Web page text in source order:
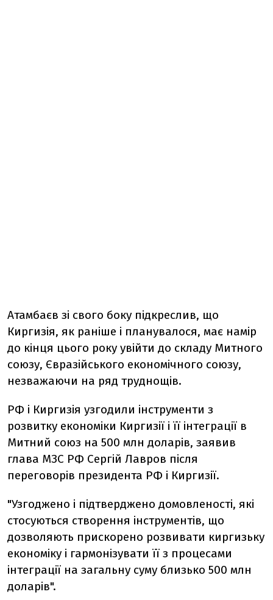
Атамбаєв зі свого боку підкреслив, що
Киргизія, як раніше і планувалося, має намір
до кінця цього року увійти до складу Митного
союзу, Євразійського економічного союзу,
незважаючи на ряд труднощів.
РФ і Киргизія узгодили інструменти з
розвитку економіки Киргизії і її інтеграції в
Митний союз на 500 млн доларів, заявив
глава МЗС РФ Сергій Лавров після
переговорів президента РФ і Киргизії.
"Узгоджено і підтверджено домовленості, які
стосуються створення інструментів, що
дозволяють прискорено розвивати киргизьку
економіку і гармонізувати її з процесами
інтеграції на загальну суму близько 500 млн
доларів".